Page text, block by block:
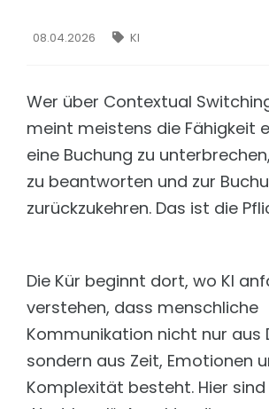
TECHNOLOGIE
Aus Daten echte Intelligenz machen.
Integration
Nahtlose Integration. Maximale
Security & DSGVO
KI ist nur dann wertvoll, wenn sie
Technologie: LLM & RAG
Die richtige Chatbot-Lösung für
BRANCHEN & LÖSUNGEN
Wissen & Orientierung geben,
Matomo
DSGVO konforme Trackinglösungen
TYPO3, FirstSpirit und Wordpress
XML-Übersetzung mit KI
Vereinfachtes, Browser-basiertes
Sicherheit
Security & Penetration Testing
Prüfung Ihrer Webseite
Ihr Uptime-Service
Ionic App Entwicklung
08.04.2026 KI
Wer über Contextual
meint meistens die Fähigkeit
eine Buchung zu
zu beantworten und zur
zurückzukehren. Das ist die
Die Kür beginnt dort, wo KI
verstehen, dass menschliche
Kommunikation nicht nur aus
sondern aus Zeit, Emotionen
Komplexität besteht. Hier